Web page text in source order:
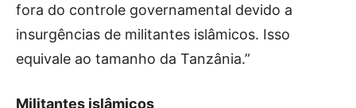
fora do controle governamental devido a
insurgências de militantes islâmicos. Isso
equivale ao tamanho da Tanzânia.”
Militantes islâmicos